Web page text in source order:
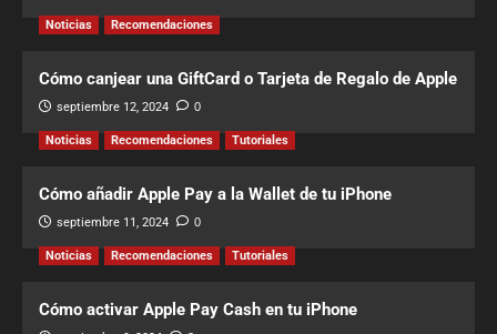
Noticias Recomendaciones
Cómo canjear una GiftCard o Tarjeta de Regalo de Apple
septiembre 12, 2024 0
Noticias Recomendaciones Tutoriales
Cómo añadir Apple Pay a la Wallet de tu iPhone
septiembre 11, 2024 0
Noticias Recomendaciones Tutoriales
Cómo activar Apple Pay Cash en tu iPhone